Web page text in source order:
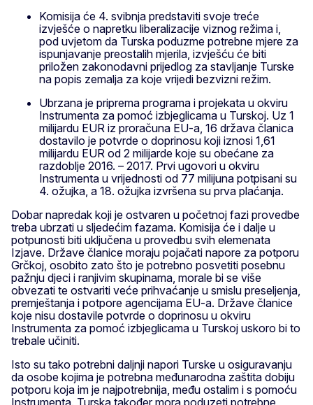
Komisija će 4. svibnja predstaviti svoje treće
izvješće o napretku liberalizacije viznog režima i,
pod uvjetom da Turska poduzme potrebne mjere za
ispunjavanje preostalih mjerila, izvješću će biti
priložen zakonodavni prijedlog za stavljanje Turske
na popis zemalja za koje vrijedi bezvizni režim.
Ubrzana je priprema programa i projekata u okviru
Instrumenta za pomoć izbjeglicama u Turskoj. Uz 1
milijardu EUR iz proračuna EU-a, 16 država članica
dostavilo je potvrde o doprinosu koji iznosi 1,61
milijardu EUR od 2 milijarde koje su obećane za
razdoblje 2016. – 2017. Prvi ugovori u okviru
Instrumenta u vrijednosti od 77 milijuna potpisani su
4. ožujka, a 18. ožujka izvršena su prva plaćanja.
Dobar napredak koji je ostvaren u početnoj fazi provedbe
treba ubrzati u sljedećim fazama. Komisija će i dalje u
potpunosti biti uključena u provedbu svih elemenata
Izjave. Države članice moraju pojačati napore za potporu
Grčkoj, osobito zato što je potrebno posvetiti posebnu
pažnju djeci i ranjivim skupinama, morale bi se više
obvezati te ostvariti veće prihvaćanje u smislu preseljenja,
premještanja i potpore agencijama EU-a. Države članice
koje nisu dostavile potvrde o doprinosu u okviru
Instrumenta za pomoć izbjeglicama u Turskoj uskoro bi to
trebale učiniti.
Isto su tako potrebni daljnji napori Turske u osiguravanju
da osobe kojima je potrebna međunarodna zaštita dobiju
potporu koja im je najpotrebnija, među ostalim i s pomoću
Instrumenta. Turska također mora poduzeti potrebne